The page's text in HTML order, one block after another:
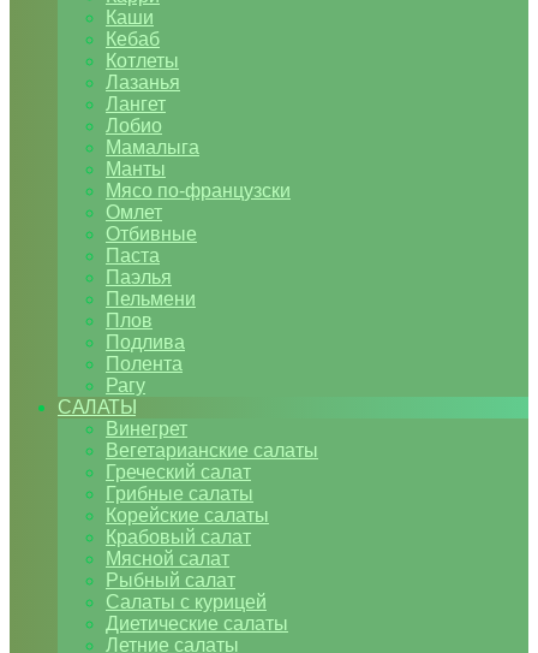
Каши
Кебаб
Котлеты
Лазанья
Лангет
Лобио
Мамалыга
Манты
Мясо по-французски
Омлет
Отбивные
Паста
Паэлья
Пельмени
Плов
Подлива
Полента
Рагу
САЛАТЫ
Винегрет
Вегетарианские салаты
Греческий салат
Грибные салаты
Корейские салаты
Крабовый салат
Мясной салат
Рыбный салат
Салаты с курицей
Диетические салаты
Летние салаты